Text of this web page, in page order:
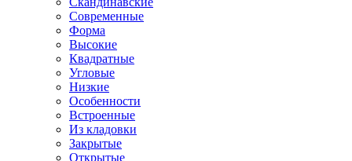
Современные
Форма
Высокие
Квадратные
Угловые
Низкие
Особенности
Встроенные
Из кладовки
Закрытые
Открытые